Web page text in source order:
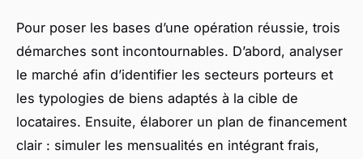
Pour poser les bases d’une opération réussie, trois
démarches sont incontournables. D’abord, analyser
le marché afin d’identifier les secteurs porteurs et
les typologies de biens adaptés à la cible de
locataires. Ensuite, élaborer un plan de financement
clair : simuler les mensualités en intégrant frais,